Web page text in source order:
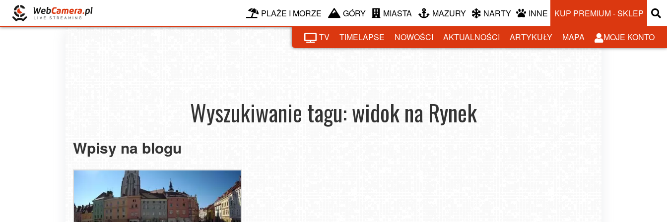
PLAŻE I MORZE GÓRY MIASTA MAZURY NARTY INNE KUP PREMIUM - SKLEP
TV TIMELAPSE NOWOŚCI AKTUALNOŚCI ARTYKUŁY MAPA MOJE KONTO
Wyszukiwanie tagu: widok na Rynek
Wpisy na blogu